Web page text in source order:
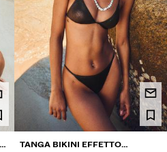
TANGA BIKINI EFFETTO